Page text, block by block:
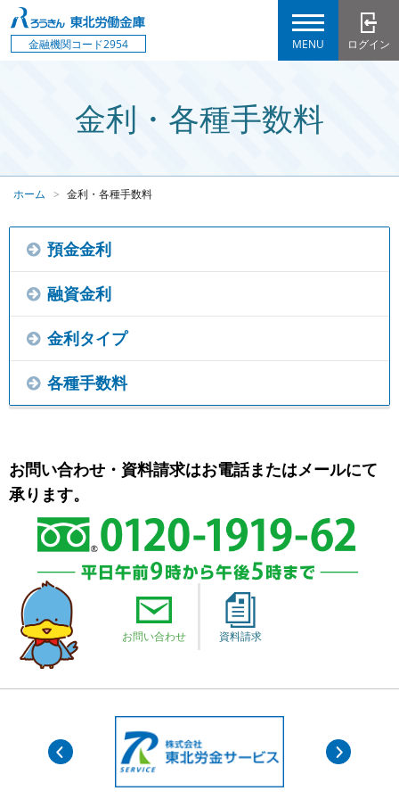
金融機関コード2954 ログイン
MENU
金利・各種手数料
ホーム 金利・各種手数料
預金金利
融資金利
金利タイプ
各種手数料
お問い合わせ・資料請求はお電話またはメールにて
承ります。
お問い合わせ 資料請求